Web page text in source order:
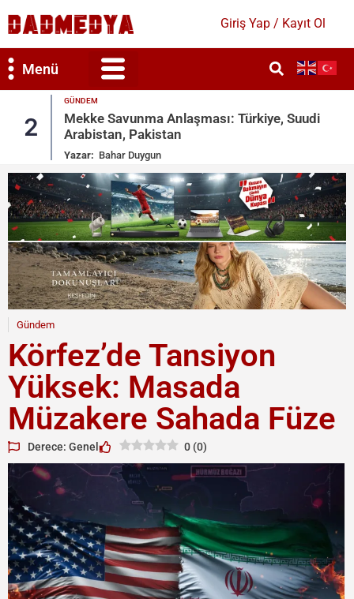
Giriş Yap / Kayıt Ol
Menü
2
GÜNDEM
Mekke Savunma Anlaşması: Türkiye, Suudi
Arabistan, Pakistan
Yazar: Bahar Duygun
Gündem
Körfez’de Tansiyon
Yüksek: Masada
Müzakere Sahada Füze
Derece: Genel 0 (0)